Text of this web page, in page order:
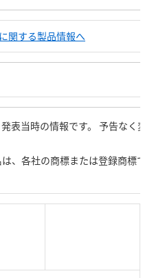
関する製品情報へ
表当時の情報です。 予告なく
、各社の商標または登録商標で